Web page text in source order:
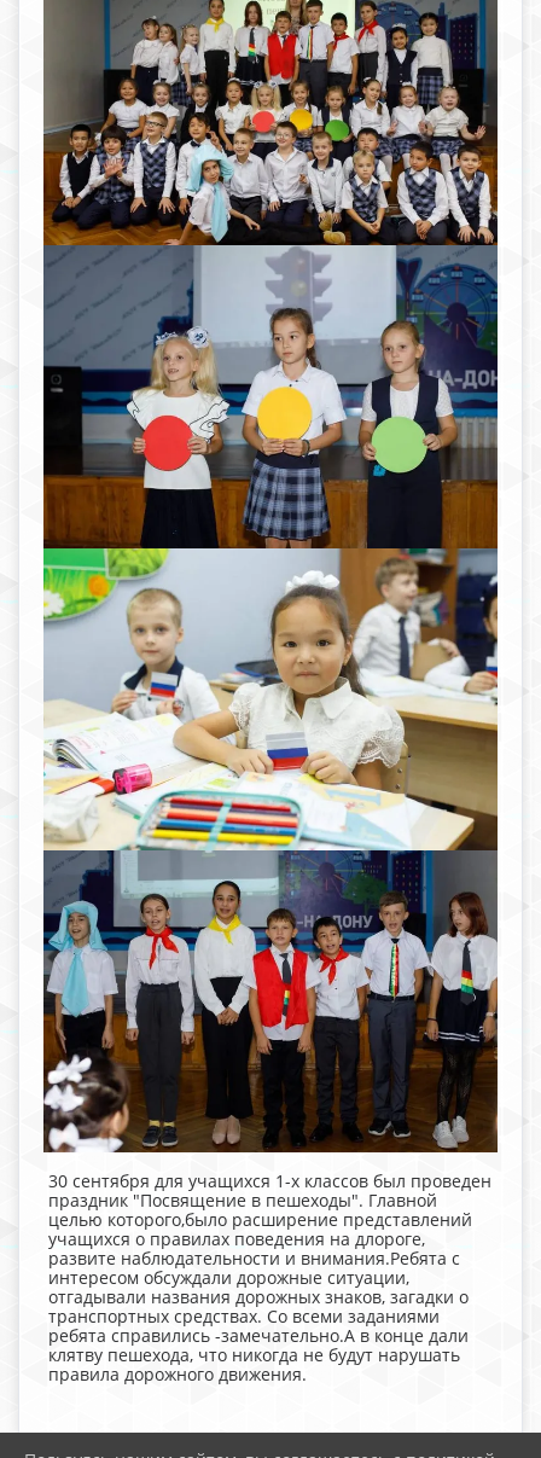
30 сентября для учащихся 1-х классов был проведен
праздник "Посвящение в пешеходы". Главной
целью которого,было расширение представлений
учащихся о правилах поведения на длороге,
развите наблюдательности и внимания.Ребята с
интересом обсуждали дорожные ситуации,
отгадывали названия дорожных знаков, загадки о
транспортных средствах. Со всеми заданиями
ребята справились -замечательно.А в конце дали
клятву пешехода, что никогда не будут нарушать
правила дорожного движения.